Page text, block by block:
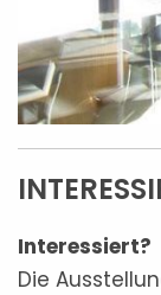
Interessiert?
Die